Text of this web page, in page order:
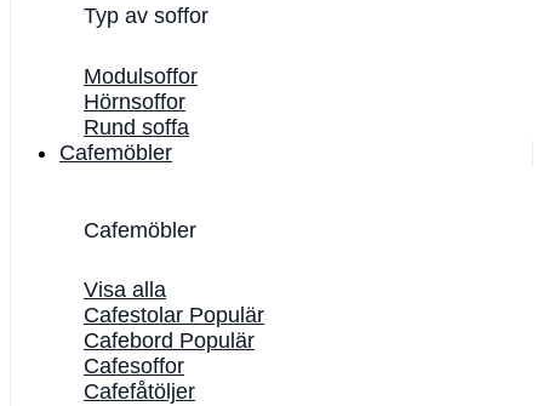
Typ av soffor
Modulsoffor
Hörnsoffor
Rund soffa
Cafemöbler
Cafemöbler
Visa alla
Cafestolar
Cafebord
Cafesoffor
Cafefåtöljer